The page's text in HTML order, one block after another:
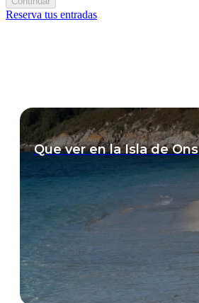
Reserva tus entradas
Que ver en la Isla de Ons